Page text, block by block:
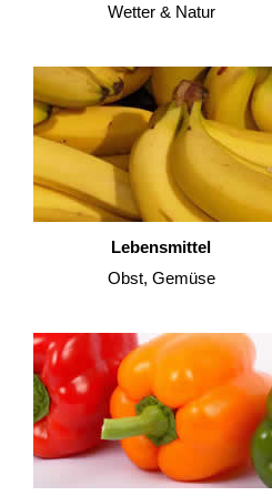
Wetter & Natur
Lebensmittel
Obst, Gemüse